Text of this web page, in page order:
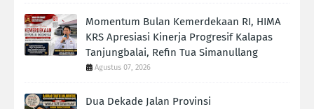
Momentum Bulan Kemerdekaan RI, HIMA
KRS Apresiasi Kinerja Progresif Kalapas
Tanjungbalai, Refin Tua Simanullang
Agustus 07, 2026
Dua Dekade Jalan Provinsi